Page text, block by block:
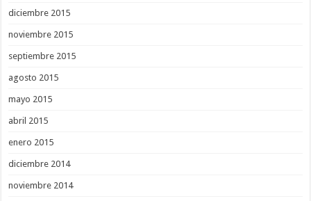
diciembre 2015
noviembre 2015
septiembre 2015
agosto 2015
mayo 2015
abril 2015
enero 2015
diciembre 2014
noviembre 2014